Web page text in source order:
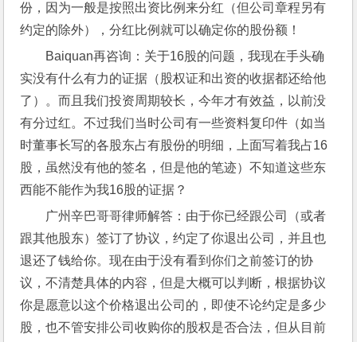
份，因为一般是按照出资比例来分红（但公司章程另有
约定的除外），分红比例就可以确定你的股份额！
Baiquan再咨询：关于16股的问题，我现在手头确
实没有什么有力的证据（股权证和出资的收据都还给他
了）。而且我们投资周期较长，今年才有效益，以前没
有分过红。不过我们当时公司有一些资料复印件（如当
时董事长写的各股东占有股份的明细，上面写着我占16
股，虽然没有他的签名，但是他的笔迹）不知道这些东
西能不能作为我16股的证据？
广州辛巴哥哥律师解答：由于你已经跟公司（或者
跟其他股东）签订了协议，约定了你退出公司，并且也
退还了钱给你。现在由于没有看到你们之前签订的协
议，不清楚具体的内容，但是大概可以判断，根据协议
你是愿意以这个价格退出公司的，即使不论约定是多少
股，也不管安排公司收购你的股权是否合法，但从目前